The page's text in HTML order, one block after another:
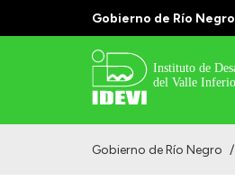
Gobierno de Río Negro
Gobierno de Río Negro /